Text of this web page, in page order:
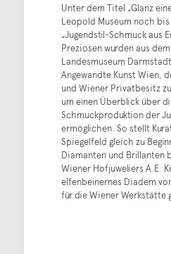
Unter dem Titel „Glanz
Leopold Museum noch bis
„Jugendstil-Schmuck aus
Preziosen wurden aus
Landesmuseum
Angewandte Kunst Wien,
und Wiener Privatbesitz
um einen Überblick über
Schmuckproduktion der
ermöglichen. So stellt
Spiegelfeld gleich zu
Diamanten und Brillanten
Wiener Hofjuweliers A.E.
elfenbeinernes Diadem
für die Wiener Werkstätte